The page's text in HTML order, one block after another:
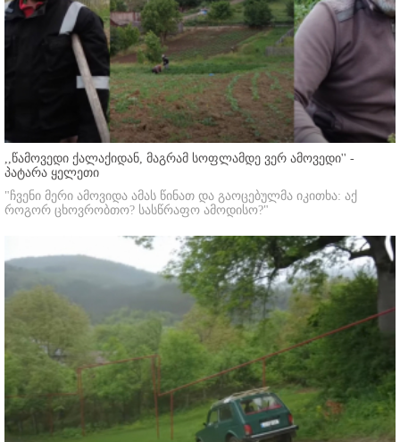
,,წამოვედი ქალაქიდან, მაგრამ სოფლამდე ვერ ამოვედი'' -
პატარა ყელეთი
"ჩვენი მერი ამოვიდა ამას წინათ და გაოცებულმა იკითხა: აქ
როგორ ცხოვრობთო? სასწრაფო ამოდისო?"